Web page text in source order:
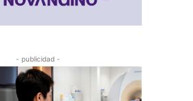
- publicidad -